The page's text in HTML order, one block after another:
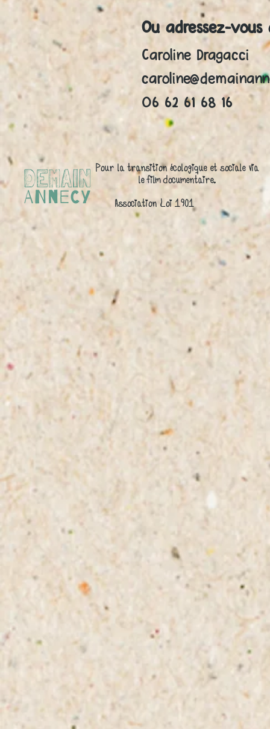
Caroline Dragacci
06 62 61 68 16
Ou adressez-
Pour la transition écologique et sociale via
le film documentaire.
Association Loi 1901